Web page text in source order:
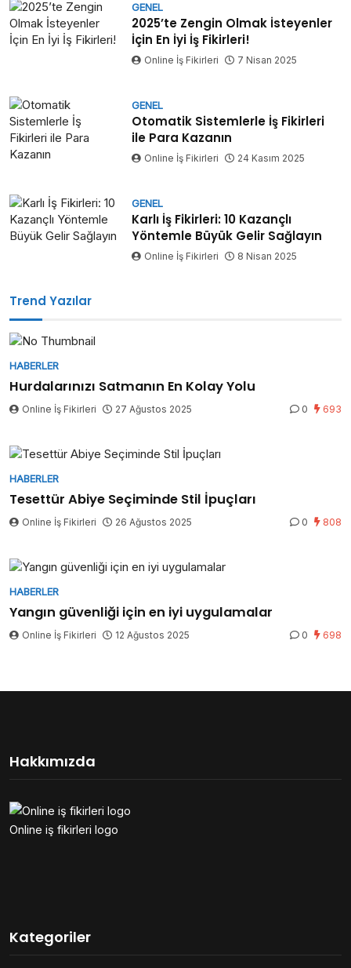
GENEL
2025’te Zengin Olmak İsteyenler
İçin En İyi İş Fikirleri!
Online İş Fikirleri 7 Nisan 2025
GENEL
Otomatik Sistemlerle İş Fikirleri
ile Para Kazanın
Online İş Fikirleri 24 Kasım 2025
GENEL
Karlı İş Fikirleri: 10 Kazançlı
Yöntemle Büyük Gelir Sağlayın
Online İş Fikirleri 8 Nisan 2025
Trend Yazılar
HABERLER
Hurdalarınızı Satmanın En Kolay Yolu
Online İş Fikirleri 27 Ağustos 2025 0 693
HABERLER
Tesettür Abiye Seçiminde Stil İpuçları
Online İş Fikirleri 26 Ağustos 2025 0 808
HABERLER
Yangın güvenliği için en iyi uygulamalar
Online İş Fikirleri 12 Ağustos 2025 0 698
Hakkımızda
Online iş fikirleri logo
Kategoriler